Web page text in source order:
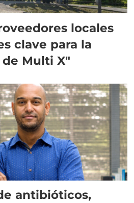
locales
clave para la
Multi X"
antibióticos,